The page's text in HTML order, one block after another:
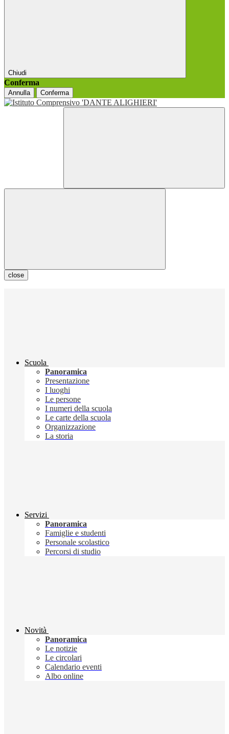
Chiudi
Conferma
Annulla Conferma
close
Scuola
Panoramica
Presentazione
I luoghi
Le persone
I numeri della scuola
Le carte della scuola
Organizzazione
La storia
Servizi
Panoramica
Famiglie e studenti
Personale scolastico
Percorsi di studio
Novità
Panoramica
Le notizie
Le circolari
Calendario eventi
Albo online